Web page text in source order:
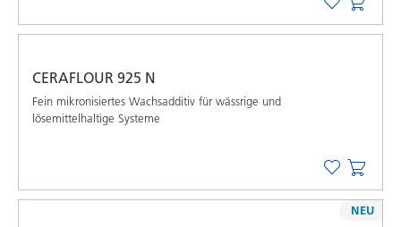
CERAFLOUR 925 N
Fein mikronisiertes Wachsadditiv für wässrige und
lösemittelhaltige Systeme
NEU